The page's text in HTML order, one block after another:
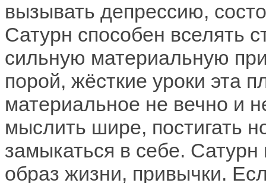
вызывать депрессию,
Сатурн способен вселять
сильную материальную
порой, жёсткие уроки эта
материальное не вечно и
мыслить шире, постигать
замыкаться в себе.
образ жизни, привычки.